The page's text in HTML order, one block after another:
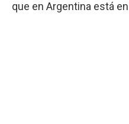
que en Argentina está